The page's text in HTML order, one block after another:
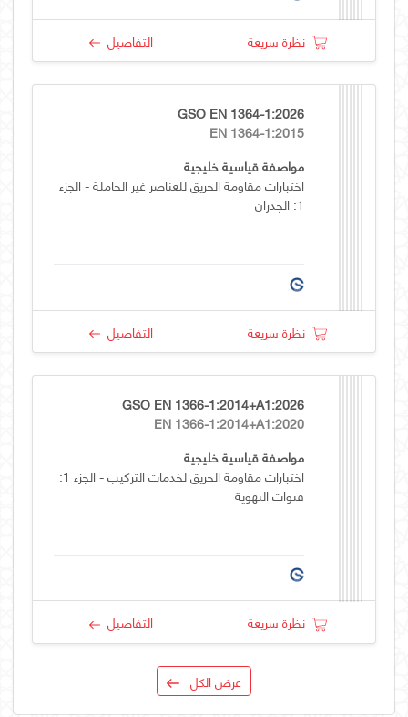
نظرة سريعة التفاصيل
GSO EN 1364-1:2026
EN 1364-1:2015
مواصفة قياسية خليجية
اختبارات مقاومة الحريق للعناصر غير الحاملة - الجزء
1: الجدران
نظرة سريعة التفاصيل
GSO EN 1366-1:2014+A1:2026
EN 1366-1:2014+A1:2020
مواصفة قياسية خليجية
اختبارات مقاومة الحريق لخدمات التركيب - الجزء 1:
قنوات التهوية
نظرة سريعة التفاصيل
عرض الكل